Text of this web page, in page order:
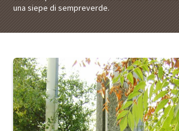
una siepe di sempreverde.